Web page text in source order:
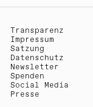
Transparenz
Impressum
Satzung
Datenschutz
Newsletter
Spenden
Social Media
Presse